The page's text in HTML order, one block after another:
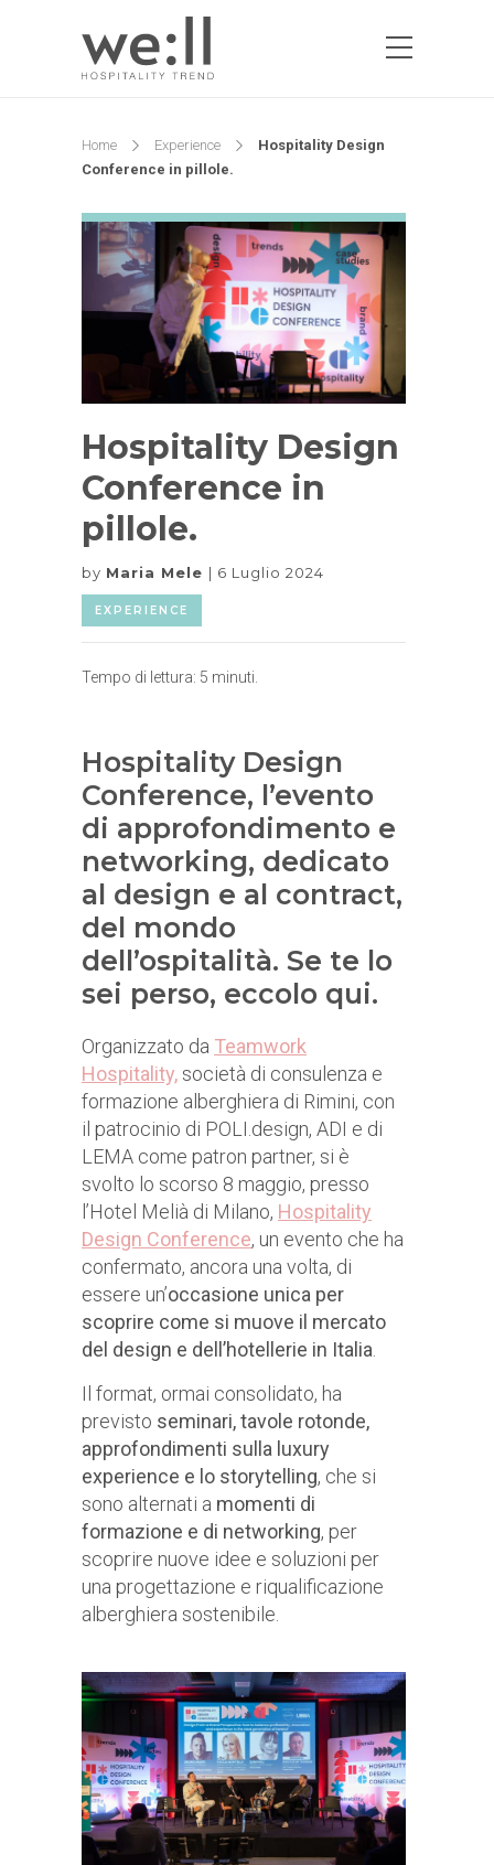
Home Experience
Hospitality Design
Conference in pillole.
Hospitality Design
Conference in
pillole.
by Maria Mele 6 Luglio 2024
EXPERIENCE
Tempo di lettura: 5 minuti.
Hospitality Design
Conference, l’evento
di approfondimento e
networking, dedicato
al design e al contract,
del mondo
dell’ospitalità. Se te lo
sei perso, eccolo qui.
Organizzato da Teamwork
Hospitality, società di consulenza e
formazione alberghiera di Rimini, con
il patrocinio di POLI.design, ADI e di
LEMA come patron partner, si è
svolto lo scorso 8 maggio, presso
l’Hotel Melià di Milano, Hospitality
Design Conference, un evento che ha
confermato, ancora una volta, di
essere un’occasione unica per
scoprire come si muove il mercato
del design e dell’hotellerie in Italia.
Il format, ormai consolidato, ha
previsto seminari, tavole rotonde,
approfondimenti sulla luxury
experience e lo storytelling, che si
sono alternati a momenti di
formazione e di networking, per
scoprire nuove idee e soluzioni per
una progettazione e riqualificazione
alberghiera sostenibile.